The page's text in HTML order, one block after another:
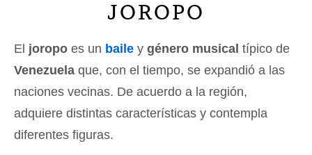
JOROPO
El joropo es un baile y género musical típico de
Venezuela que, con el tiempo, se expandió a las
naciones vecinas. De acuerdo a la región,
adquiere distintas características y contempla
diferentes figuras.